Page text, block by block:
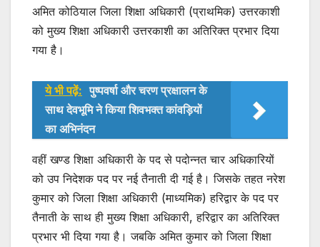
अमित कोठियाल जिला शिक्षा अधिकारी (प्राथमिक) उत्तरकाशी
को मुख्य शिक्षा अधिकारी उत्तरकाशी का अतिरिक्त प्रभार दिया
गया है।
ये भी पढ़ें: पुष्पवर्षा और चरण प्रक्षालन के
साथ देवभूमि ने किया शिवभक्त कांवड़ियों
का अभिनंदन
वहीं खण्ड शिक्षा अधिकारी के पद से पदोन्नत चार अधिकारियों
को उप निदेशक पद पर नई तैनाती दी गई है। जिसके तहत नरेश
कुमार को जिला शिक्षा अधिकारी (माध्यमिक) हरिद्वार के पद पर
तैनाती के साथ ही मुख्य शिक्षा अधिकारी, हरिद्वार का अतिरिक्त
प्रभार भी दिया गया है। जबकि अमित कुमार को जिला शिक्षा